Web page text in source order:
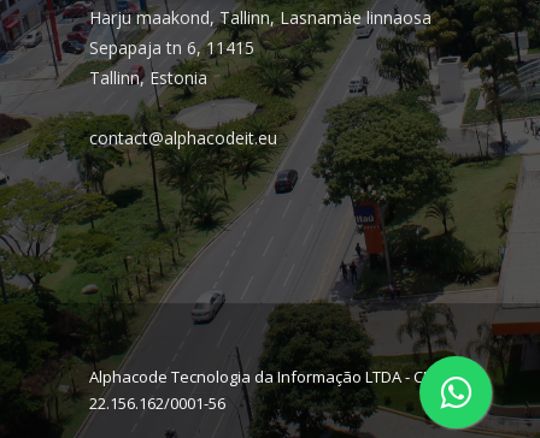
Harju maakond, Tallinn, Lasnamäe linnaosa
Sepapaja tn 6, 11415
Tallinn, Estonia
contact@alphacodeit.eu
Alphacode Tecnologia da Informação LTDA - CNPJ:
22.156.162/0001-56